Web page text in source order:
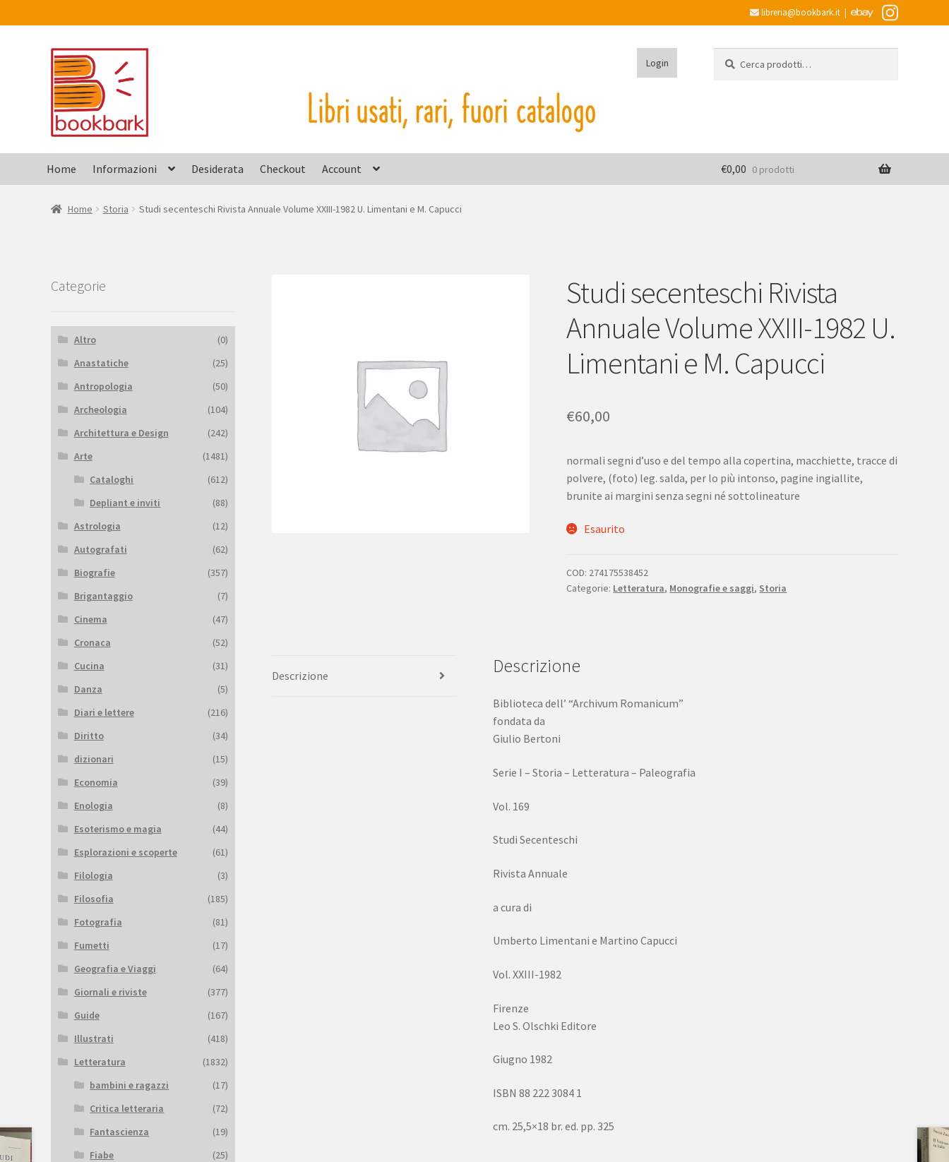
libreria@bookbark.it|
Vai
alla
navigazione
Vai
al
contenuto
Login
Home Informazioni Desiderata Checkout Account €0,00 0 prodotti
Home Storia Studi secenteschi Rivista Annuale Volume XXIII-1982 U. Limentani e M. Capucci
Studi secenteschi Rivista
Annuale Volume XXIII-1982 U.
Limentani e M. Capucci
€60,00
normali segni d’uso e del tempo alla copertina, macchiette, tracce di
polvere, (foto) leg. salda, per lo più intonso, pagine ingiallite,
brunite ai margini senza segni né sottolineature
Esaurito
COD: 274175538452
Categorie: Letteratura, Monografie e saggi, Storia
Descrizione Descrizione
Biblioteca dell’ “Archivum Romanicum”
fondata da
Giulio Bertoni
Serie I – Storia – Letteratura – Paleografia
Vol. 169
Studi Secenteschi
Rivista Annuale
a cura di
Umberto Limentani e Martino Capucci
Vol. XXIII-1982
Firenze
Leo S. Olschki Editore
Giugno 1982
ISBN 88 222 3084 1
cm. 25,5×18 br. ed. pp. 325
Categorie
Altro
(0)
Anastatiche
(25)
Antropologia
(50)
Archeologia
(104)
Architettura e Design
(242)
Arte
(1481)
Cataloghi
(612)
Depliant e inviti
(88)
Astrologia
(12)
Autografati
(62)
Biografie
(357)
Brigantaggio
(7)
Cinema
(47)
Cronaca
(52)
Cucina
(31)
Danza
(5)
Diari e lettere
(216)
Diritto
(34)
dizionari
(15)
Economia
(39)
Enologia
(8)
Esoterismo e magia
(44)
Esplorazioni e scoperte
(61)
Filologia
(3)
Filosofia
(185)
Fotografia
(81)
Fumetti
(17)
Geografia e Viaggi
(64)
Giornali e riviste
(377)
Guide
(167)
Illustrati
(418)
Letteratura
(1832)
bambini e ragazzi
(17)
Critica letteraria
(72)
Fantascienza
(19)
Fiabe
(25)